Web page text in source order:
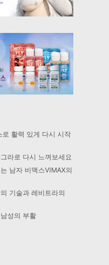
활력 있게 다시 시작
라로 다시 느껴보세요
남자 비맥스VIMAX의
기술과 레비트라의
성의 부활